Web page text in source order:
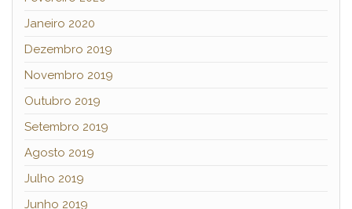
Janeiro 2020
Dezembro 2019
Novembro 2019
Outubro 2019
Setembro 2019
Agosto 2019
Julho 2019
Junho 2019